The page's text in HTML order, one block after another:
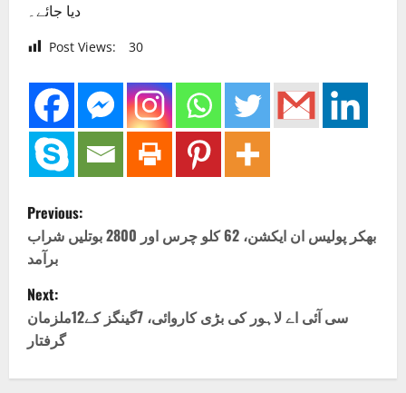
دیا جائے۔
Post Views: 30
P
o
s
t
n
Previous:
بھکر پولیس ان ایکشن، 62 کلو چرس اور 2800 بوتلیں شراب
برآمد
Next:
سی آئی اے لاہور کی بڑی کاروائی، 7گینگز کے12ملزمان
گرفتار